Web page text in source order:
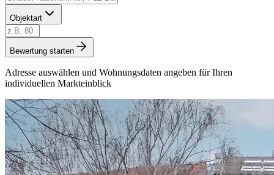
Objektart
Bewertung starten
Adresse auswählen und Wohnungsdaten angeben für Ihren
individuellen Markteinblick